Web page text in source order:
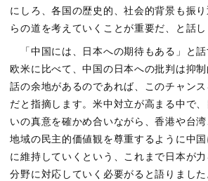
にしろ、各国の歴史的、社会的背景も振
らの道を考えていくことが重要だ、と話し
「中国には、日本への期待もある」と話
欧米に比べて、中国の日本への批判は抑
話の余地があるのであれば、このチャン
だと指摘します。米中対立が高まる中で
いの真意を確かめ合いながら、香港や台
地域の民主的価値観を尊重するように中
に維持していくという、これまで日本が
分野に対応していく必要がると語りました